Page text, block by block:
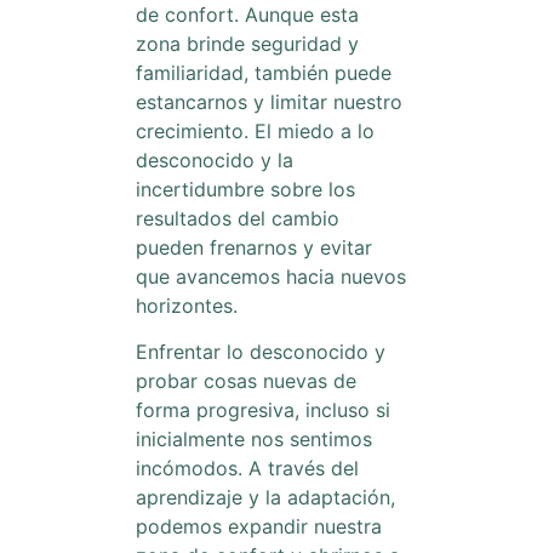
de confort. Aunque esta
zona brinde seguridad y
familiaridad, también puede
estancarnos y limitar nuestro
crecimiento. El miedo a lo
desconocido y la
incertidumbre sobre los
resultados del cambio
pueden frenarnos y evitar
que avancemos hacia nuevos
horizontes.
Enfrentar lo desconocido y
probar cosas nuevas de
forma progresiva, incluso si
inicialmente nos sentimos
incómodos. A través del
aprendizaje y la adaptación,
podemos expandir nuestra